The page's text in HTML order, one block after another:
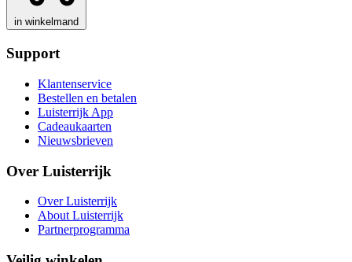
in winkelmand
Support
Klantenservice
Bestellen en betalen
Luisterrijk App
Cadeaukaarten
Nieuwsbrieven
Over Luisterrijk
Over Luisterrijk
About Luisterrijk
Partnerprogramma